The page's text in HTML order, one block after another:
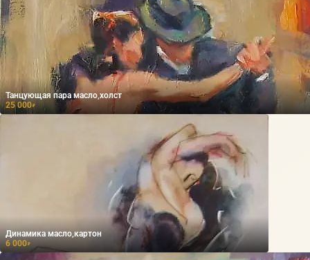
Танцующая пара масло,холст
25 000₽
Динамика масло,картон
6 000₽